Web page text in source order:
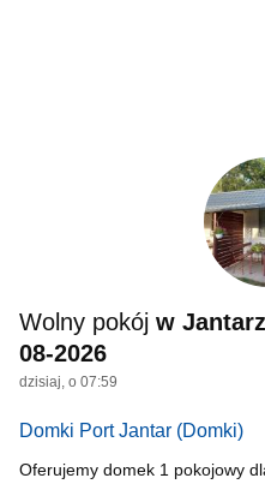
Wolny pokój w
08-2026
dzisiaj, o 07:59
Domki Port Jantar (Domki)
Oferujemy domek 1 pokojowy